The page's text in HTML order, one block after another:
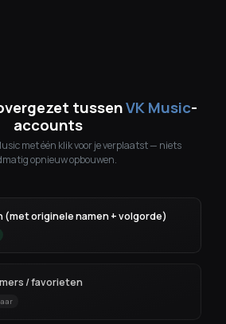
tussenVK Music-
accounts
met één klik voor je verplaatst — niets
opnieuw opbouwen.
originele namen + volgorde)
/ favorieten